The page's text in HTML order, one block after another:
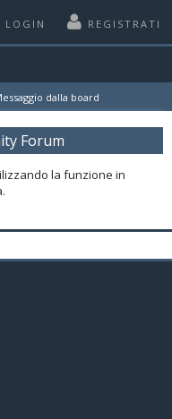
LOGIN REGISTRATI
dalla board
Forum
la funzione in